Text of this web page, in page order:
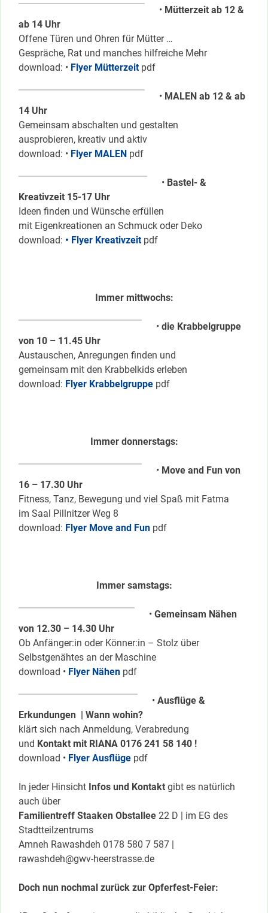
• Mütterzeit ab 12 &
ab 14 Uhr
Offene Türen und Ohren für Mütter …
Gespräche, Rat und manches hilfreiche Mehr
download: • Flyer Mütterzeitpdf
• MALEN ab 12 & ab
14 Uhr
Gemeinsam abschalten und gestalten
ausprobieren, kreativ und aktiv
download: • Flyer MALEN pdf
• Bastel- &
Kreativzeit 15-17 Uhr
Ideen finden und Wünsche erfüllen
mit Eigenkreationen an Schmuck oder Deko
download: • Flyer Kreativzeitpdf
Immer mittwochs:
• die Krabbelgruppe
von 10 – 11.45 Uhr
Austauschen, Anregungen finden und
gemeinsam mit den Krabbelkids erleben
download: Flyer Krabbelgruppe pdf
Immer donnerstags:
• Move and Fun von
16 – 17.30 Uhr
Fitness, Tanz, Bewegung und viel Spaß mit Fatma
im Saal Pillnitzer Weg 8
download: Flyer Move and Fun pdf
Immer samstags:
• Gemeinsam Nähen
von 12.30 – 14.30 Uhr
Ob Anfänger:in oder Könner:in – Stolz über
Selbstgenähtes an der Maschine
download • Flyer Nähen pdf
• Ausflüge &
Erkundungen | Wann wohin?
klärt sich nach Anmeldung, Verabredung
und Kontakt mit RIANA 0176 241 58 140 !
download • Flyer Ausflüge pdf
In jeder Hinsicht Infos und Kontakt gibt es natürlich
auch über
Familientreff Staaken Obstallee 22 D | im EG des
Stadtteilzentrums
Amneh Rawashdeh 0178 580 7 587 |
rawashdeh@gwv-heerstrasse.de
Doch nun nochmal zurück zur Opferfest-Feier: